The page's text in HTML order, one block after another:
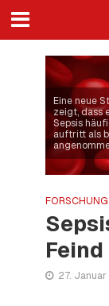
Eine neue
zeigt, dass
Sepsis
auftritt als
Feind
27.